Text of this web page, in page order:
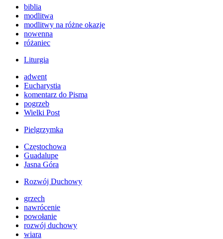
biblia
modlitwa
modlitwy na różne okazje
nowenna
różaniec
Liturgia
adwent
Eucharystia
komentarz do Pisma
pogrzeb
Wielki Post
Pielgrzymka
Częstochowa
Guadalupe
Jasna Góra
Rozwój Duchowy
grzech
nawrócenie
powołanie
rozwój duchowy
wiara